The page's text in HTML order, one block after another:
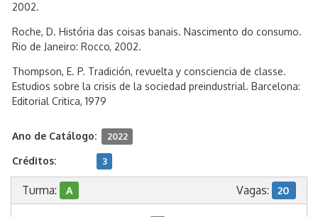
2002.
Roche, D. História das coisas banais. Nascimento do consumo.
Rio de Janeiro: Rocco, 2002.
Thompson, E. P. Tradición, revuelta y consciencia de classe.
Estudios sobre la crisis de la sociedad preindustrial. Barcelona:
Editorial Critica, 1979
Ano de Catálogo: 2022
Créditos: 3
Turma: A Vagas: 20